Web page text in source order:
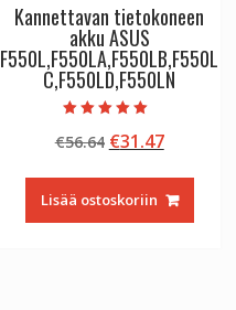
Kannettavan tietokoneen
akku ASUS
F550L,F550LA,F550LB,F550L
C,F550LD,F550LN
tuotteesta:
5.00
€56.64 Alkuperäinen
oli:
€56.64.
€31.47
on:
€31.47.
Lisää ostoskoriin